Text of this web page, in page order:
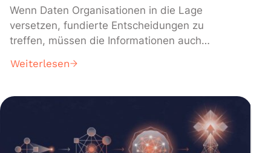
Wenn Daten Organisationen in die Lage
versetzen, fundierte Entscheidungen zu
treffen, müssen die Informationen auch
daher für die Unternehmen eine große
Unternehmen die verfügbaren Daten
aufbereiten und bereinigen, um ihre Qualität zu
verbessern. Angesichts der immer größer
werdenden Datenmengen wird diese Aufgabe
Weiterlesen